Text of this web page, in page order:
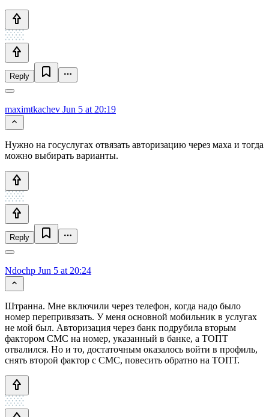
Reply
maximtkachev Jun 5 at 20:19
Нужно на госуслугах отвязать авторизацию через маха и тогда
можно выбирать варианты.
Reply
Ndochp Jun 5 at 20:24
Штранна. Мне включили через телефон, когда надо было
номер перепривязать. У меня основной мобильник в услугах
не мой был. Авторизация через банк подрубила вторым
фактором СМС на номер, указанный в банке, а ТОПТ
отвалился. Но и то, достаточным оказалось войти в профиль,
снять второй фактор с СМС, повесить обратно на ТОПТ.